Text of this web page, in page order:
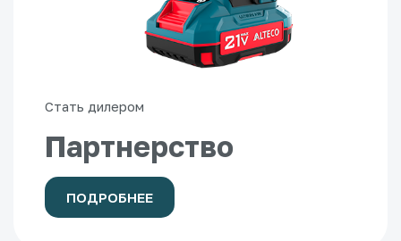
Стать дилером
Партнерство
ПОДРОБНЕЕ